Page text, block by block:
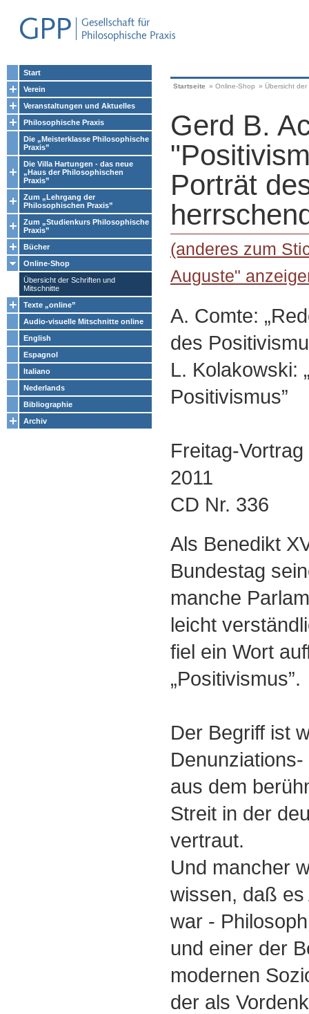
Start
Verein
Veranstaltungen und Aktuelles
Philosophische Praxis
Die „Meisterklasse Philosophische
Praxis”
Die Villa Hartungen - das neue
„Haus der Philosophischen
Praxis”
Zum „Lehrgang der
Philosophischen Praxis”
Zum „Studienkurs Philosophische
Praxis”
Bücher
Online-Shop
Übersicht der Schriften und
Mitschnitte
Texte „online”
Audio-visuelle Mitschnitte online
English
Espagnol
Italiano
Nederlands
Bibliographie
Archiv
Startseite » Online-Shop » Übersicht
Gerd B.
Porträt
(anderes zum
Auguste"
A. Comte:
des
L. Kolakowski:
Positivismus”
Freitag-
2011
CD Nr. 336
Als Benedikt
Bundestag
manche
leicht
fiel ein Wort
„Positivismus”.
Der Begriff ist
aus dem
Streit in der
vertraut.
Und mancher
wissen, daß
war -
und einer der
modernen
der als